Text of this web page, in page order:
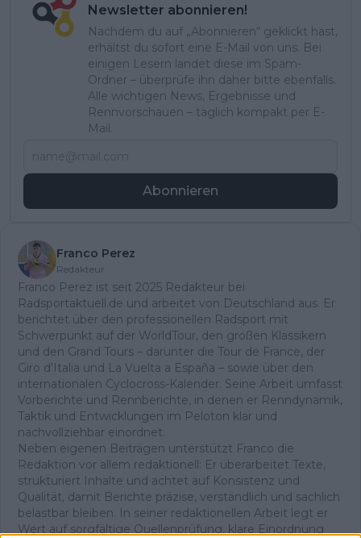
Newsletter abonnieren!
Nachdem du auf „Abonnieren“ geklickt hast,
erhältst du sofort eine E-Mail von uns. Bei
einigen Lesern landet diese im Spam-
Ordner – überprüfe ihn daher bitte ebenfalls.
Alle wichtigen News, Ergebnisse und
Rennvorschauen – täglich kompakt per E-
Mail.
Abonnieren
Franco Perez
Redakteur
Franco Perez ist seit 2025 Redakteur bei
Radsportaktuell.de und arbeitet von Deutschland aus. Er
berichtet über den professionellen Radsport mit
Schwerpunkt auf der WorldTour, den großen Klassikern
und den Grand Tours – darunter die Tour de France, der
Giro d’Italia und La Vuelta a España – sowie über den
internationalen Cyclocross-Kalender. Seine Arbeit umfasst
Vorberichte und Rennberichte, in denen er Renndynamik,
Taktik und Entwicklungen im Peloton klar und
nachvollziehbar einordnet.
Neben eigenen Beiträgen unterstützt Franco die
Redaktion vor allem redaktionell: Er überarbeitet Texte,
strukturiert Inhalte und achtet auf Konsistenz und
Qualität, damit Berichte präzise, verständlich und sachlich
belastbar bleiben. In seiner redaktionellen Arbeit legt er
Wert auf sorgfältige Quellenprüfung, klare Einordnung